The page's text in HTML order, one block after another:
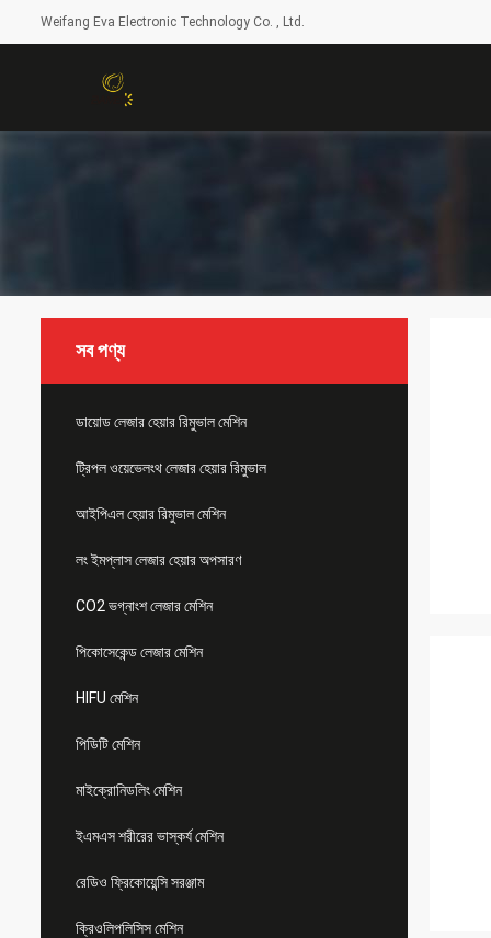
Weifang Eva Electronic Technology Co. , Ltd.
সব পণ্য
ডায়োড লেজার হেয়ার রিমুভাল মেশিন
ট্রিপল ওয়েভেলংথ লেজার হেয়ার রিমুভাল
আইপিএল হেয়ার রিমুভাল মেশিন
লং ইমপ্লাস লেজার হেয়ার অপসারণ
CO2 ভগ্নাংশ লেজার মেশিন
পিকোসেকেন্ড লেজার মেশিন
HIFU মেশিন
পিডিটি মেশিন
মাইক্রোনিডলিং মেশিন
ইএমএস শরীরের ভাস্কর্য মেশিন
রেডিও ফ্রিকোয়েন্সি সরঞ্জাম
ক্রিওলিপলিসিস মেশিন